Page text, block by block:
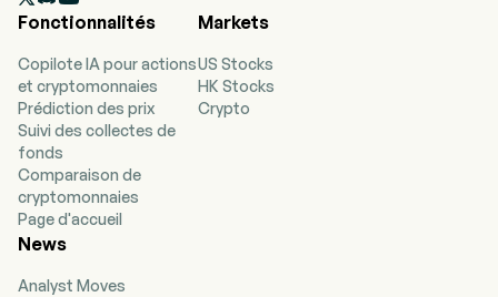
index call options on each position.
Fonctionnalités
Copilote IA pour actions
et cryptomonnaies
Prédiction des prix
Suivi des collectes de
fonds
Comparaison de
cryptomonnaies
Page d'accueil
Markets
US Stocks
HK Stocks
Crypto
News
Analyst Moves